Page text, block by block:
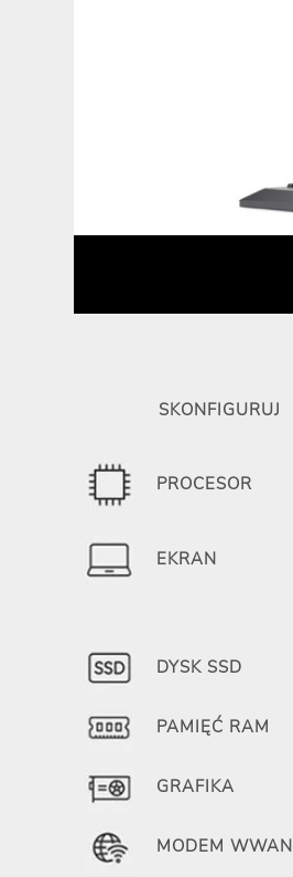
SKONFIGURUJ
PROCESOR
EKRAN
DYSK SSD
PAMIĘĆ RAM
GRAFIKA
MODEM WWAN